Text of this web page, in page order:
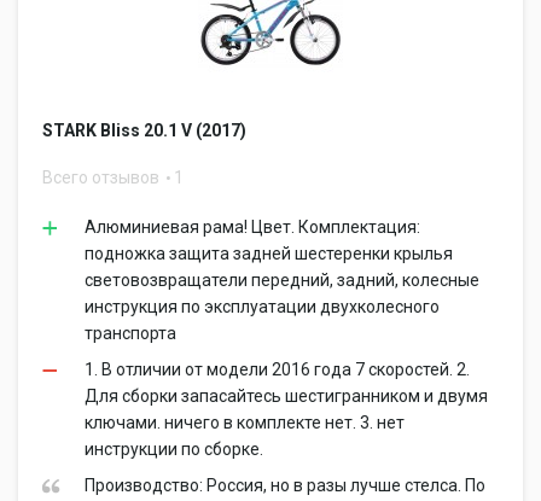
STARK Bliss 20.1 V (2017)
Всего отзывов 1
Алюминиевая рама! Цвет. Комплектация:
подножка защита задней шестеренки крылья
световозвращатели передний, задний, колесные
инструкция по эксплуатации двухколесного
транспорта
1. В отличии от модели 2016 года 7 скоростей. 2.
Для сборки запасайтесь шестигранником и двумя
ключами. ничего в комплекте нет. 3. нет
инструкции по сборке.
Производство: Россия, но в разы лучше стелса. По